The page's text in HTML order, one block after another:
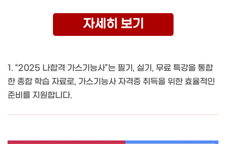
자세히 보기
1. “2025 나합격 가스기능사”는 필기, 실기, 무료 특강을 통합
한 종합 학습 자료로, 가스기능사 자격증 취득을 위한 효율적인
준비를 지원합니다.